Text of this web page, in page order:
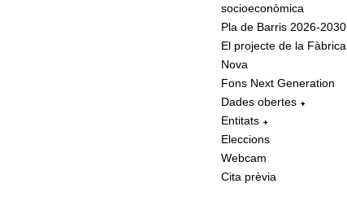
socioeconòmica
Pla de Barris 2026-2030
El projecte de la Fàbrica
Nova
Fons Next Generation
Dades obertes
Entitats
Eleccions
Webcam
Cita prèvia